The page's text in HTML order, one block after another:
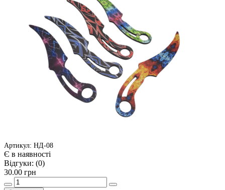
Артикул: НД-08
Є в наявності
Відгуки: (0)
30.00 грн